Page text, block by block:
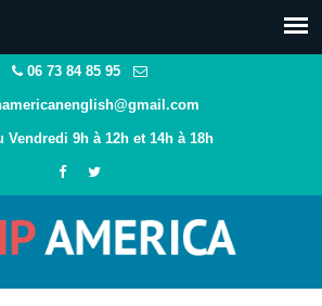
06 73 84 85 95
Vendredi 9h à 12h et 14h à 18h